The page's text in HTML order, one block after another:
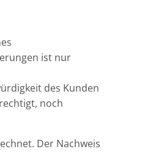
ist nur
des Kunden
noch
Der Nachweis